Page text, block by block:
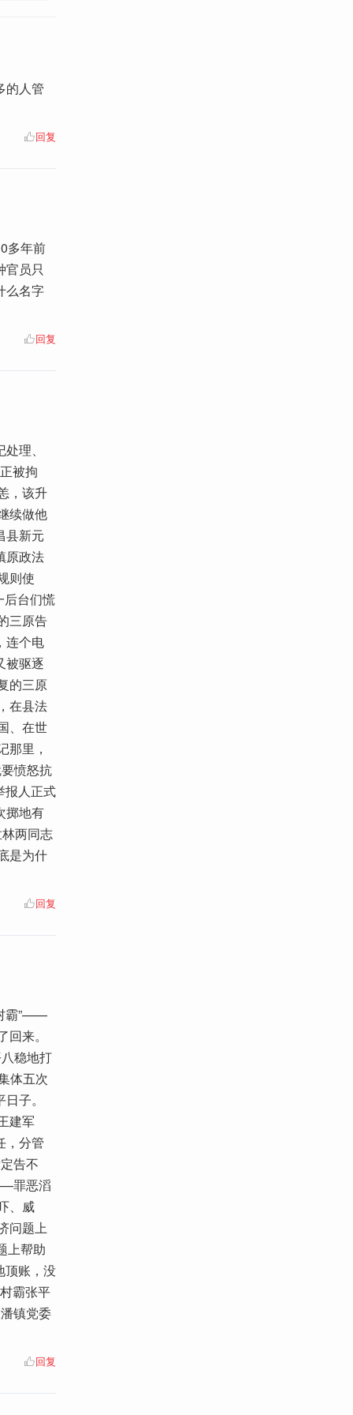
的人管
回复
多年前
官员只
么名字
回复
理、
被拘
，该升
续做他
县新元
原政法
则使
后台们慌
三原告
连个电
被驱逐
的三原
在县法
、在世
里，
愤怒抗
报人正式
掷地有
两同志
是为什
回复
霸”——
来。
稳地打
体五次
子。
建军
，分管
告不
罪恶滔
、威
问题上
上帮助
顶账，没
霸张平
镇党委
回复